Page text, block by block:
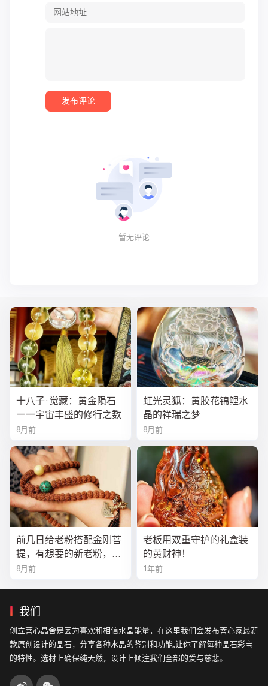
暂无评论
十八子·觉藏：黄金陨石
——宇宙丰盛的修行之数
8月前
虹光灵狐：黄胶花锦鲤水
晶的祥瑞之梦
8月前
前几日给老粉搭配金刚菩
提，有想要的新老粉，都
可以来排队
8月前
老板用双重守护的礼盒装
的黄财神！
1年前
我们
创立菩心晶舍是因为喜欢和相信水晶能量，在这里我们会发布菩心家最新
款原创设计的晶石，分享各种水晶的鉴别和功能,让你了解每种晶石彩宝
的特性。选材上确保纯天然，设计上倾注我们全部的爱与慈悲。